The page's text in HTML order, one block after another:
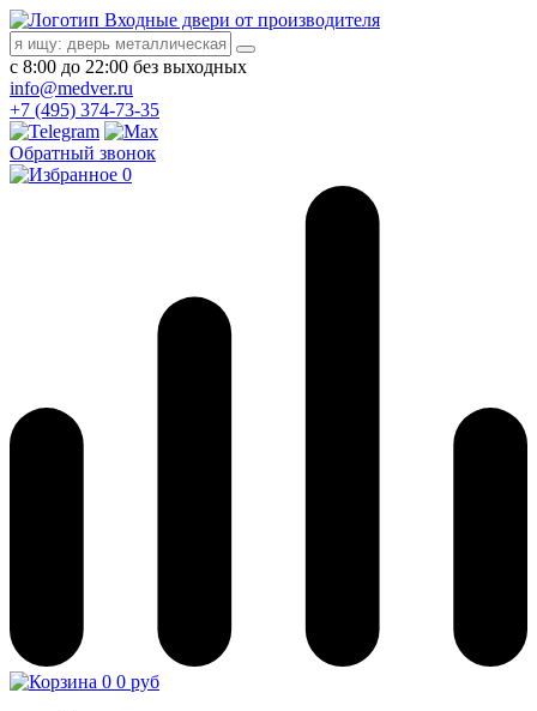
Входные двери от производителя
с 8:00 до 22:00 без выходных
info@medver.ru
+7 (495) 374-73-35
Обратный звонок
0
0 0 руб